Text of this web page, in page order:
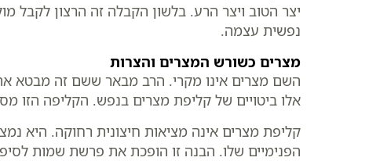
יצר הטוב ויצר הרע. בלשון הקבלה זה הרצון לקבל
נפשית עצמה.
מצרים כשורש המצרים והצרות
השם מצרים אינו מקרי. הרב מבאר ששם זה מבטא
אלו ביטויים של קליפת מצרים בנפש. הקליפה
קליפת מצרים אינה מציאות חיצונית רחוקה. היא
הפנימיים שלו. הבנה זו הופכת את פרשת שמות